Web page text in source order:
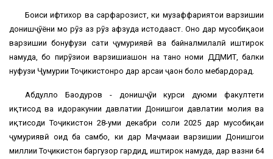
Боиси ифтихор ва сарфарозист, ки музаффариятҳои варзишии
донишҷӯёни мо рӯз аз рӯз афзуда истодааст. Онҳо дар мусобиқаҳои
варзишии бонуфузи сатҳи ҷумҳуриявӣ ва байналмилалӣ иштирок
намуда, бо пирӯзиҳои варзишиашон на танҳо номи ДДМИТ, балки
нуфузи Ҷумҳурии Тоҷикистонро дар арсаи ҷаҳон боло мебардорад.
Абдулло Баҳодуров - донишҷӯи курси дуюми факултети
иқтисод ва идоракунии давлатии Донишгоҳи давлатии молия ва
иқтисоди Тоҷикистон 28-уми декабри соли 2025 дар мусобиқаи
ҷумҳуриявӣ оид ба самбо, ки дар Маҷмааи варзишии Донишгоҳи
миллии Тоҷикистон баргузор гардид, иштирок намуда, дар вазни 64